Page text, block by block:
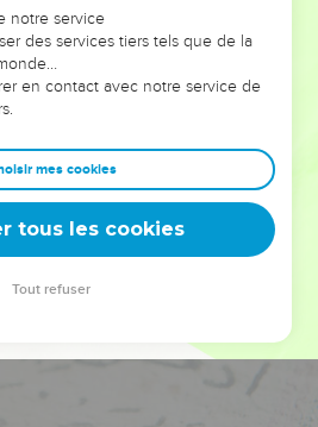
on voit moins les doutes, les erreurs
ont traversés, alors même que ce
qui les ont façonnés.
entrepreneurs, et responsables
de sagesse afin que leurs erreurs
Que vous guidiez un ministère, une
famille, leur expérience est faite
notre service
des services tiers tels que de la
en contact avec notre service de
mes cookies
tous les cookies
Tout refuser